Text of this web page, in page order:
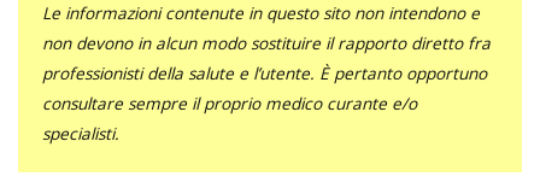
Le informazioni contenute in questo sito non intendono e
non devono in alcun modo sostituire il rapporto diretto fra
professionisti della salute e l’utente. È pertanto opportuno
consultare sempre il proprio medico curante e/o
specialisti.